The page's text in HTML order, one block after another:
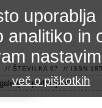
:// ŠTEVILKA 67 :// ISSN
področje 42
analitiko in
več o piškotkih